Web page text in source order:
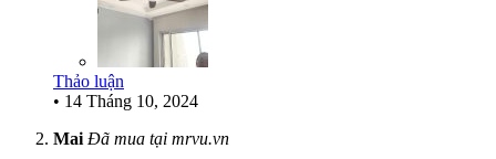
Thảo luận
• 14 Tháng 10, 2024
Mai Đã mua tại mrvu.vn